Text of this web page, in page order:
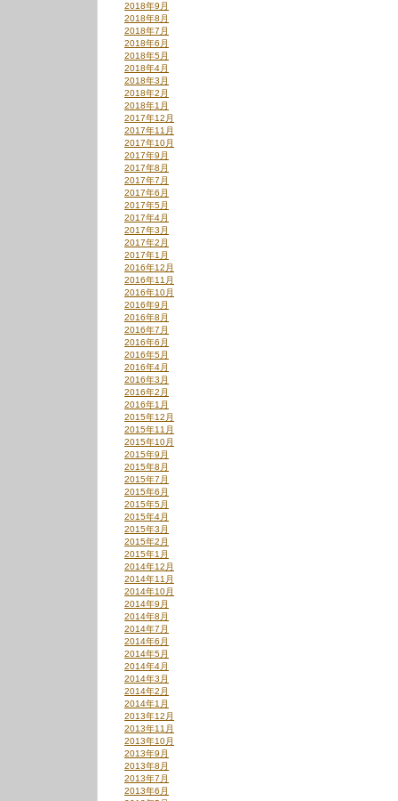
2018年9月
2018年8月
2018年7月
2018年6月
2018年5月
2018年4月
2018年3月
2018年2月
2018年1月
2017年12月
2017年11月
2017年10月
2017年9月
2017年8月
2017年7月
2017年6月
2017年5月
2017年4月
2017年3月
2017年2月
2017年1月
2016年12月
2016年11月
2016年10月
2016年9月
2016年8月
2016年7月
2016年6月
2016年5月
2016年4月
2016年3月
2016年2月
2016年1月
2015年12月
2015年11月
2015年10月
2015年9月
2015年8月
2015年7月
2015年6月
2015年5月
2015年4月
2015年3月
2015年2月
2015年1月
2014年12月
2014年11月
2014年10月
2014年9月
2014年8月
2014年7月
2014年6月
2014年5月
2014年4月
2014年3月
2014年2月
2014年1月
2013年12月
2013年11月
2013年10月
2013年9月
2013年8月
2013年7月
2013年6月